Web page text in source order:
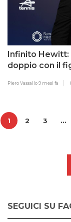
Infinito Hewitt:
doppio con il
Piero Vassallo9 mesi fa
1 2 3 …
SEGUICI SU